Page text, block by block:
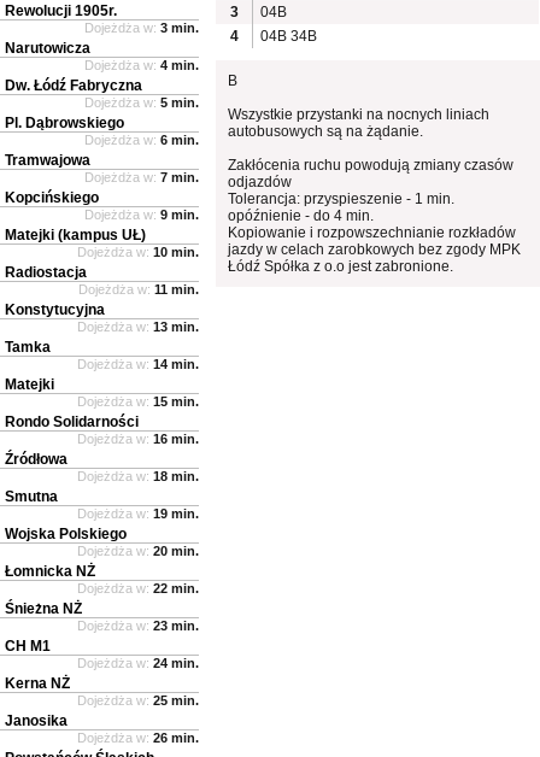
3
04B
4
04B 34B
B
Wszystkie przystanki na nocnych liniach
autobusowych są na żądanie.
Zakłócenia ruchu powodują zmiany czasów
odjazdów
Tolerancja: przyspieszenie - 1 min.
opóźnienie - do 4 min.
Kopiowanie i rozpowszechnianie rozkładów
jazdy w celach zarobkowych bez zgody MPK
Łódź Spółka z o.o jest zabronione.
Rewolucji 1905r.
Dojeżdża w: 3 min.
Narutowicza
Dojeżdża w: 4 min.
Dw. Łódź Fabryczna
Dojeżdża w: 5 min.
Pl. Dąbrowskiego
Dojeżdża w: 6 min.
Tramwajowa
Dojeżdża w: 7 min.
Kopcińskiego
Dojeżdża w: 9 min.
Matejki (kampus UŁ)
Dojeżdża w: 10 min.
Radiostacja
Dojeżdża w: 11 min.
Konstytucyjna
Dojeżdża w: 13 min.
Tamka
Dojeżdża w: 14 min.
Matejki
Dojeżdża w: 15 min.
Rondo Solidarności
Dojeżdża w: 16 min.
Źródłowa
Dojeżdża w: 18 min.
Smutna
Dojeżdża w: 19 min.
Wojska Polskiego
Dojeżdża w: 20 min.
Łomnicka NŻ
Dojeżdża w: 22 min.
Śnieżna NŻ
Dojeżdża w: 23 min.
CH M1
Dojeżdża w: 24 min.
Kerna NŻ
Dojeżdża w: 25 min.
Janosika
Dojeżdża w: 26 min.